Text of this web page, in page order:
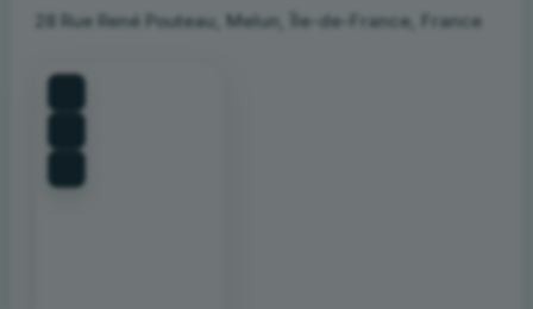
28 Rue René Pouteau, Melun, Île-de-France, France